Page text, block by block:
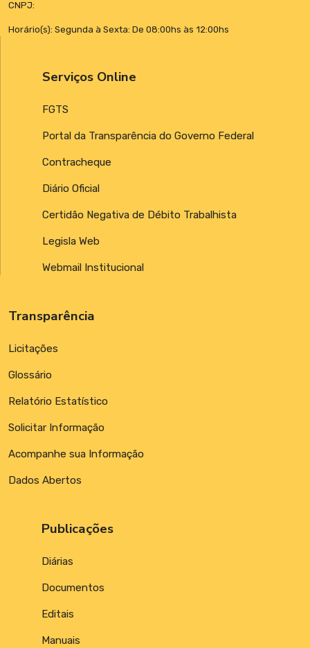
CNPJ:
Horário(s): Segunda à Sexta: De 08:00hs às 12:00hs
Serviços Online
FGTS
Portal da Transparência do Governo Federal
Contracheque
Diário Oficial
Certidão Negativa de Débito Trabalhista
Legisla Web
Webmail Institucional
Transparência
Licitações
Glossário
Relatório Estatístico
Solicitar Informação
Acompanhe sua Informação
Dados Abertos
Publicações
Diárias
Documentos
Editais
Manuais